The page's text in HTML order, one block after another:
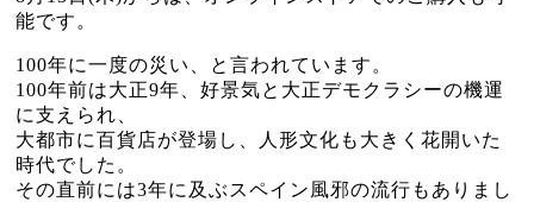
能です。
100年に一度の災い、と言われています。
100年前は大正9年、好景気と大正デモクラシーの機運
に支えられ、
大都市に百貨店が登場し、人形文化も大きく花開いた
時代でした。
その直前には3年に及ぶスペイン風邪の流行もありまし